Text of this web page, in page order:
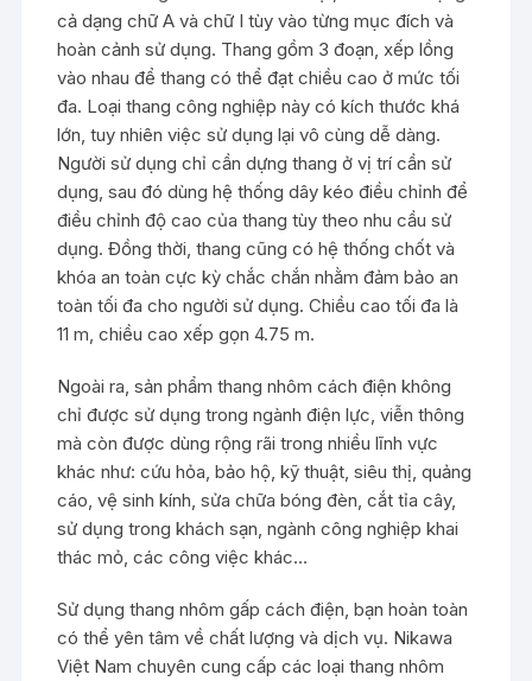
cả dạng chữ A và chữ I tùy vào từng mục đích và
hoàn cảnh sử dụng. Thang gồm 3 đoạn, xếp lồng
vào nhau để thang có thể đạt chiều cao ở mức tối
đa. Loại thang công nghiệp này có kích thước khá
lớn, tuy nhiên việc sử dụng lại vô cùng dễ dàng.
Người sử dụng chỉ cần dựng thang ở vị trí cần sử
dụng, sau đó dùng hệ thống dây kéo điều chỉnh để
điều chỉnh độ cao của thang tùy theo nhu cầu sử
dụng. Đồng thời, thang cũng có hệ thống chốt và
khóa an toàn cực kỳ chắc chắn nhằm đảm bảo an
toàn tối đa cho người sử dụng. Chiều cao tối đa là
11 m, chiều cao xếp gọn 4.75 m.
Ngoài ra, sản phẩm thang nhôm cách điện không
chỉ được sử dụng trong ngành điện lực, viễn thông
mà còn được dùng rộng rãi trong nhiều lĩnh vực
khác như: cứu hỏa, bảo hộ, kỹ thuật, siêu thị, quảng
cáo, vệ sinh kính, sửa chữa bóng đèn, cắt tỉa cây,
sử dụng trong khách sạn, ngành công nghiệp khai
thác mỏ, các công việc khác…
Sử dụng thang nhôm gấp cách điện, bạn hoàn toàn
có thể yên tâm về chất lượng và dịch vụ. Nikawa
Việt Nam chuyên cung cấp các loại thang nhôm